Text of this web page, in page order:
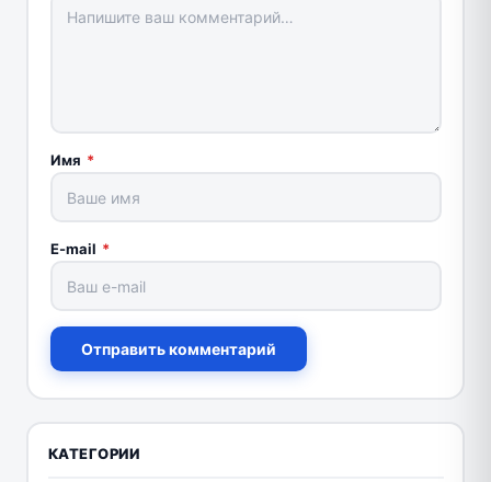
Имя *
E-mail *
Отправить комментарий
КАТЕГОРИИ